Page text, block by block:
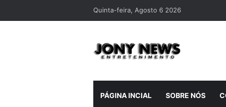
Quinta-feira, Agosto 6 2026
PÁGINA INCIAL SOBRE NÓS